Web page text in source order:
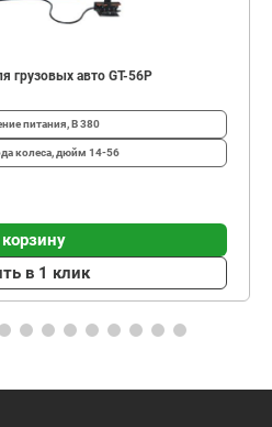
грузовых авто GT-56P
питания, В380
колеса, дюйм 14-56
в 1 клик